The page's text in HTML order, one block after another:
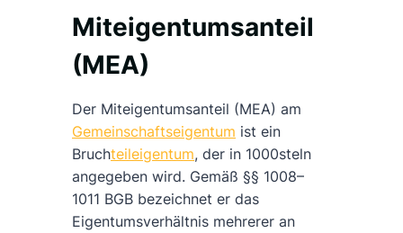
Miteigentumsanteil
(MEA)
Der Miteigentumsanteil (MEA) am
Gemeinschaftseigentum ist ein
Bruchteileigentum, der in 1000steln
angegeben wird. Gemäß §§ 1008–
1011 BGB bezeichnet er das
Eigentumsverhältnis mehrerer an